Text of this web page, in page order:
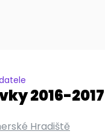
2016-2017
Hradiště